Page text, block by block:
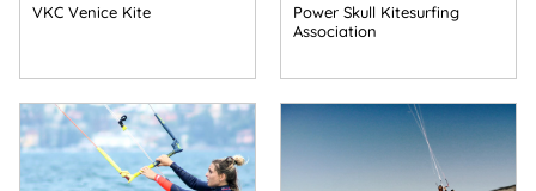
VKC Venice Kite
Power Skull Kitesurfing
Association